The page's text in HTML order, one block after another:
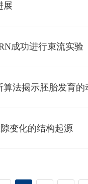
展
成功进行束流实验
法揭示胚胎发育的
变化的结构起源